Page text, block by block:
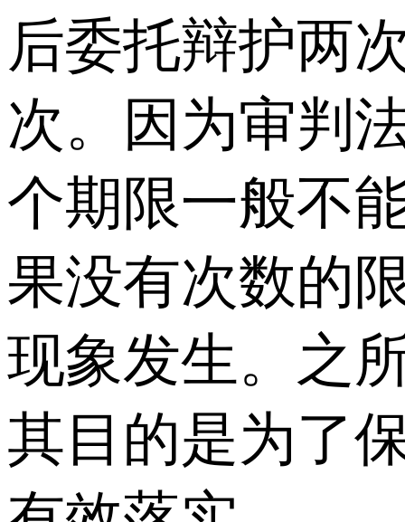
后委托辩护两
次。因为审判
个期限一般不
果没有次数的
现象发生。之
其目的是为了